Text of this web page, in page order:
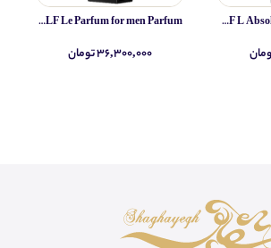
Yves Saint Laurent MYSLF L Absolu for men PARFUM
Yves Saint Laurent MYSLF Le Parfum for men Parfum
۳۶,۳۰۰,۰۰۰ تومان